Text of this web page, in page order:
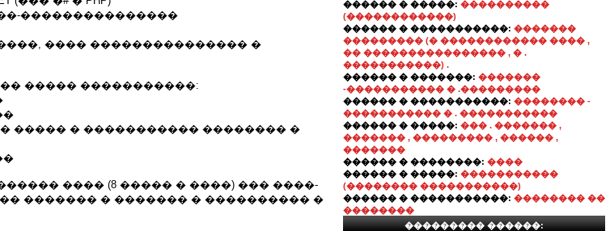
���������������
���� ��������������� �
����� �����������:
����� � ����������� �������� �
���� (8 ����� � ����) ��� ����-
������� � ������� � ���������� �
������ � �����: ����������
(������������)
������ � �����������: �������
��������� (� ������������ ���� ,
�� ���������������� , � .
�����������) .
������ � �������: �������
-����������� � .���������
������ � �����������: �������� -
����������� � . �����������
������ � �����: ��� . ������� ,
������� , ��������� , ������ ,
�������
������ � ��������: ����
������ � �����: �����������
(�������� �����������)
������ � �����������: �������� ��
��������
��������� ������: